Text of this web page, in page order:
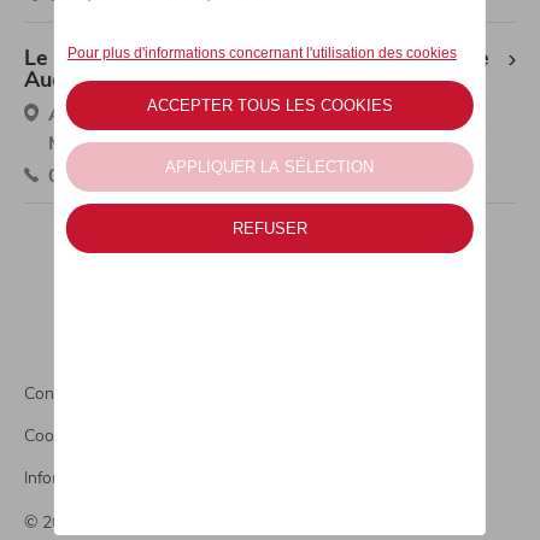
Le Centre Automobile - Mont-sur-Marchienne
Audi
Avenue Paul Pastur 408, 6032 Mont-Sur-
Marchienne
071/44.09.80
© 2026 Le Centre Automobile
Conditions légales
Cookies
Informations CO2